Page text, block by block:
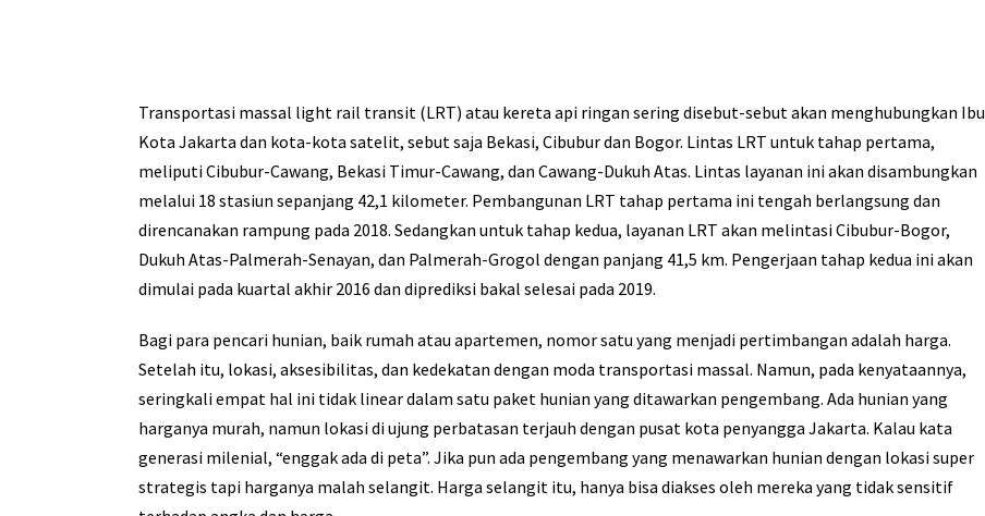
Transportasi massal light rail transit (LRT) atau kereta api ringan sering disebut-sebut akan menghubungkan Ibu
Kota Jakarta dan kota-kota satelit, sebut saja Bekasi, Cibubur dan Bogor. Lintas LRT untuk tahap pertama,
meliputi Cibubur-Cawang, Bekasi Timur-Cawang, dan Cawang-Dukuh Atas. Lintas layanan ini akan disambungkan
melalui 18 stasiun sepanjang 42,1 kilometer. Pembangunan LRT tahap pertama ini tengah berlangsung dan
direncanakan rampung pada 2018. Sedangkan untuk tahap kedua, layanan LRT akan melintasi Cibubur-Bogor,
Dukuh Atas-Palmerah-Senayan, dan Palmerah-Grogol dengan panjang 41,5 km. Pengerjaan tahap kedua ini akan
dimulai pada kuartal akhir 2016 dan diprediksi bakal selesai pada 2019.
Bagi para pencari hunian, baik rumah atau apartemen, nomor satu yang menjadi pertimbangan adalah harga.
Setelah itu, lokasi, aksesibilitas, dan kedekatan dengan moda transportasi massal. Namun, pada kenyataannya,
seringkali empat hal ini tidak linear dalam satu paket hunian yang ditawarkan pengembang. Ada hunian yang
harganya murah, namun lokasi di ujung perbatasan terjauh dengan pusat kota penyangga Jakarta. Kalau kata
generasi milenial, “enggak ada di peta”. Jika pun ada pengembang yang menawarkan hunian dengan lokasi super
strategis tapi harganya malah selangit. Harga selangit itu, hanya bisa diakses oleh mereka yang tidak sensitif